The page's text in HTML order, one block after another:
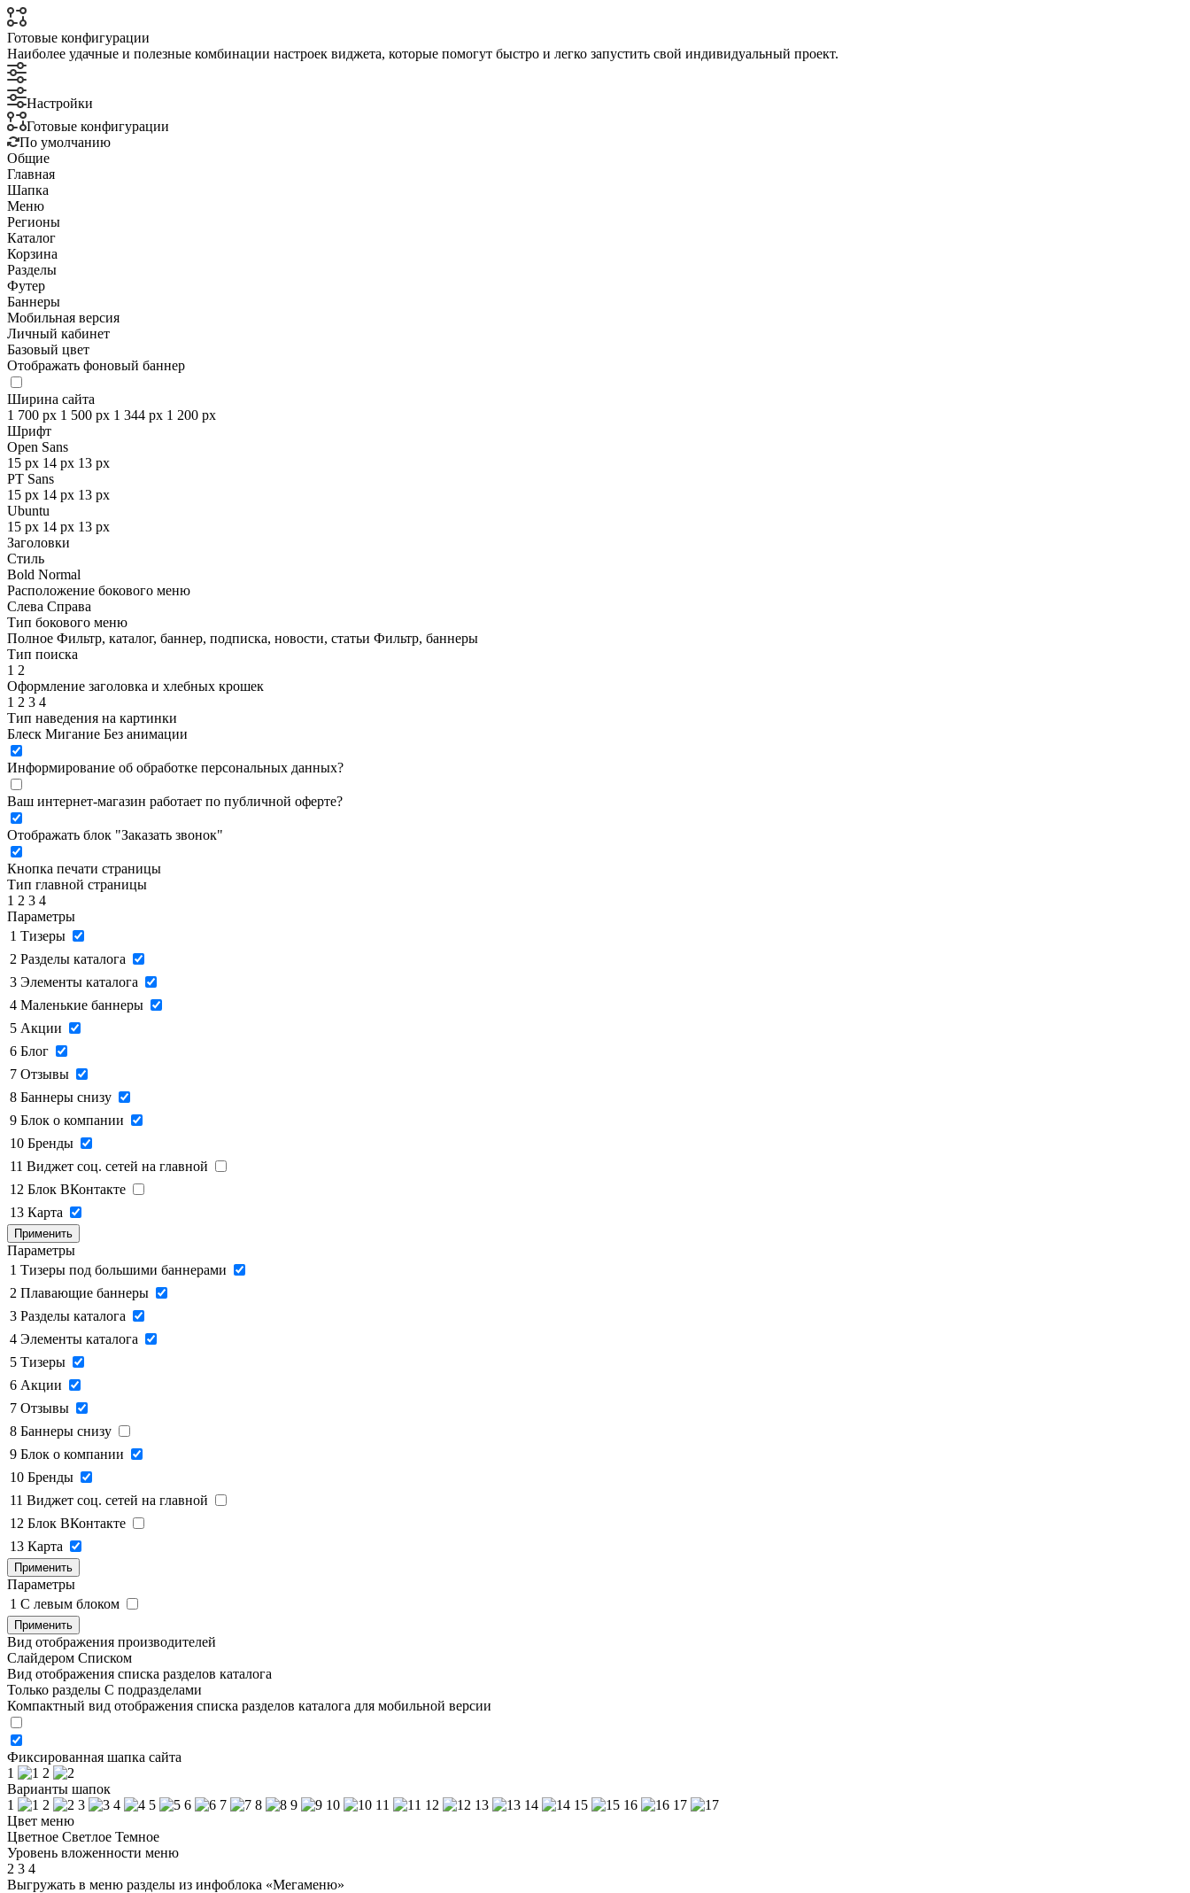
Готовые конфигурации
Наиболее удачные и полезные комбинации настроек виджета, которые помогут быстро и легко запустить свой индивидуальный проект.
Настройки
Готовые конфигурации
По умолчанию
Общие
Главная
Шапка
Меню
Регионы
Каталог
Корзина
Разделы
Футер
Баннеры
Мобильная версия
Личный кабинет
Базовый цвет
Отображать фоновый баннер
Ширина сайта
1 700 px 1 500 px 1 344 px 1 200 px
Шрифт
Open Sans
15 px 14 px 13 px
PT Sans
15 px 14 px 13 px
Ubuntu
15 px 14 px 13 px
Заголовки
Стиль
Bold Normal
Расположение бокового меню
Слева Справа
Тип бокового меню
Полное Фильтр, каталог, баннер, подписка, новости, статьи Фильтр, баннеры
Тип поиска
1 2
Оформление заголовка и хлебных крошек
1 2 3 4
Тип наведения на картинки
Блеск Мигание Без анимации
Информирование об обработке персональных данных?
Ваш интернет-магазин работает по публичной оферте?
Отображать блок "Заказать звонок"
Кнопка печати страницы
Тип главной страницы
1 2 3 4
Параметры
1 Тизеры
2 Разделы каталога
3 Элементы каталога
4 Маленькие баннеры
5 Акции
6 Блог
7 Отзывы
8 Баннеры снизу
9 Блок о компании
10 Бренды
11 Виджет соц. сетей на главной
12 Блок ВКонтакте
13 Карта
Применить
Параметры
1 Тизеры под большими баннерами
2 Плавающие баннеры
3 Разделы каталога
4 Элементы каталога
5 Тизеры
6 Акции
7 Отзывы
8 Баннеры снизу
9 Блок о компании
10 Бренды
11 Виджет соц. сетей на главной
12 Блок ВКонтакте
13 Карта
Применить
Параметры
1 C левым блоком
Применить
Вид отображения производителей
Слайдером Списком
Вид отображения списка разделов каталога
Только разделы С подразделами
Компактный вид отображения списка разделов каталога для мобильной версии
Фиксированная шапка сайта
1
2
Варианты шапок
1
2 3 4 5 6 7 8 9 10 11 12 13 14 15 16
17
Цвет меню
Цветное Светлое Темное
Уровень вложенности меню
2 3 4
Выгружать в меню разделы из инфоблока «Мегаменю»